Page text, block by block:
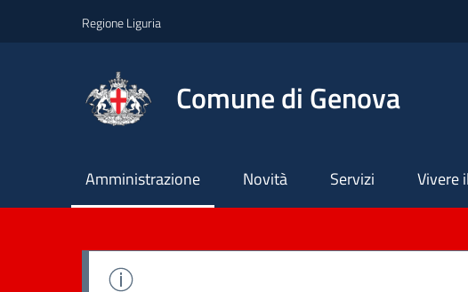
Regione Liguria
Comune di Genova
Principale
Amministrazione Novità Servizi Vivere